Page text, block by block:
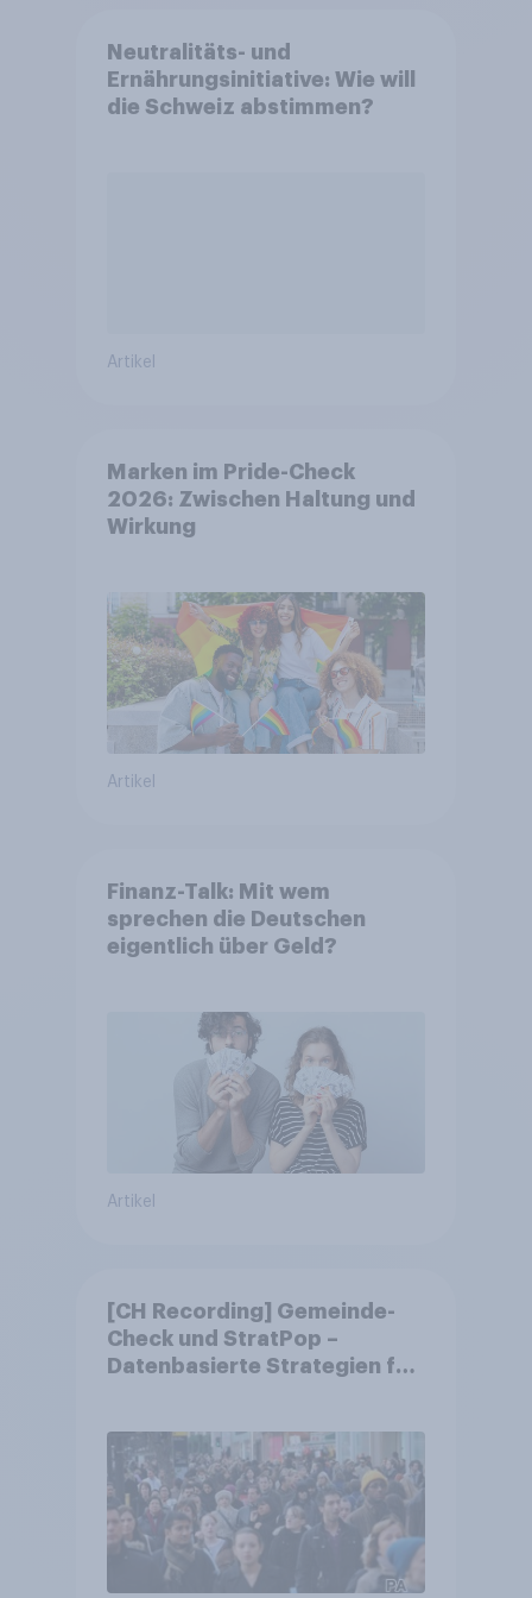
Neutralitäts- und
Ernährungsinitiative: Wie will
die Schweiz abstimmen?
Artikel
Marken im Pride-Check
2026: Zwischen Haltung und
Wirkung
Artikel
Finanz-Talk: Mit wem
sprechen die Deutschen
eigentlich über Geld?
Artikel
[CH Recording] Gemeinde-
Check und StratPop –
Datenbasierte Strategien für